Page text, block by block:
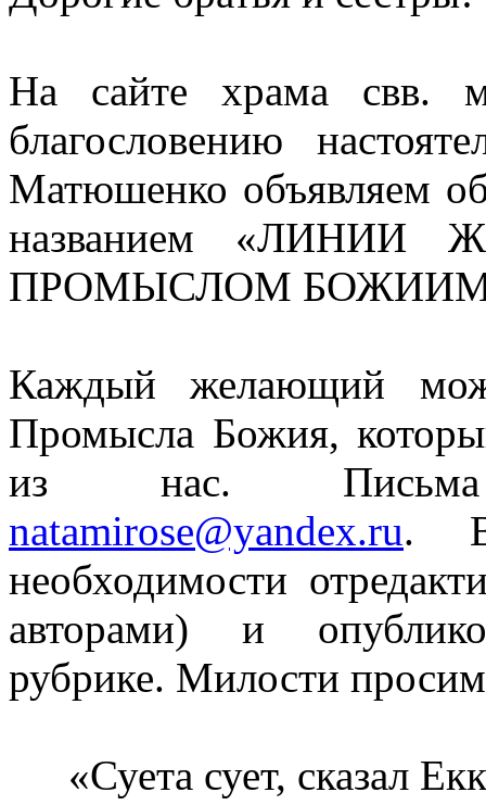
На сайте храма свв.
благословению
Матюшенко объявляем
названием
ПРОМЫСЛОМ
Каждый желающий
Промысла Божия,
из нас. Письма
natamirose@yandex.ru.
необходимости
авторами) и
рубрике. Милости
«Суета сует, сказал